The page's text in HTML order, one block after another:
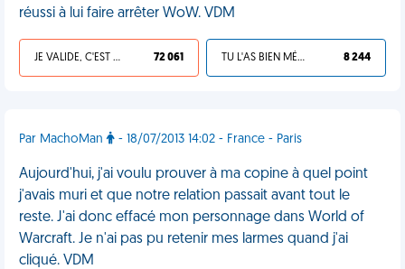
réussi à lui faire arrêter WoW. VDM
JE VALIDE, C'EST UNE VDM 72 061 TU L'AS BIEN MÉRITÉ 8 244
Par MachoMan - 18/07/2013 14:02 - France - Paris
Aujourd'hui, j'ai voulu prouver à ma copine à quel point
j'avais muri et que notre relation passait avant tout le
reste. J'ai donc effacé mon personnage dans World of
Warcraft. Je n'ai pas pu retenir mes larmes quand j'ai
cliqué. VDM